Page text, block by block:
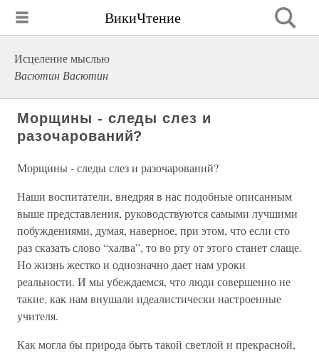
ВикиЧтение
Исцеление мыслью
Васютин Васютин
Морщины - следы слез и
разочарований?
Морщины - следы слез и разочарований?
Наши воспитатели, внедряя в нас подобные описанным
выше представления, руководствуются самыми лучшими
побуждениями, думая, наверное, при этом, что если сто
раз сказать слово “халва”, то во рту от этого станет слаще.
Но жизнь жестко и однозначно дает нам уроки
реальности. И мы убеждаемся, что люди совершенно не
такие, как нам внушали идеалистически настроенные
учителя.
Как могла бы природа быть такой светлой и прекрасной,